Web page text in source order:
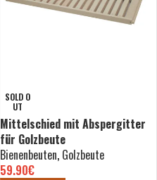
SOLD O
UT
Mittelschied mit Abspergitter
für Golzbeute
Bienenbeuten, Golzbeute
59.90€